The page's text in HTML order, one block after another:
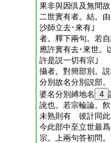
果非與因倶及無
二世實有者。結。
沙師立去･來有｣
者。釋下兩句。若
應許實有去･來世。
許是説一切有宗｣
攝者。對簡部別。
分別故名分別説部
婆名分別縛地名
4
訛也。若宗輪論。
未熟則有 彼計同此
今此部中至立世最
宗。上兩句答初問